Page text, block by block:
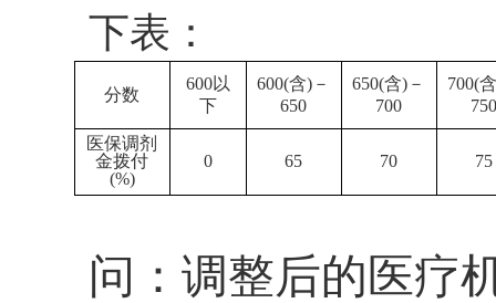
下表：
分数
600以
下
600(含)－
650
650(含)－
700
700(
医保调剂
金拨付
(%)
0 65 70 75
问：调整后的医疗